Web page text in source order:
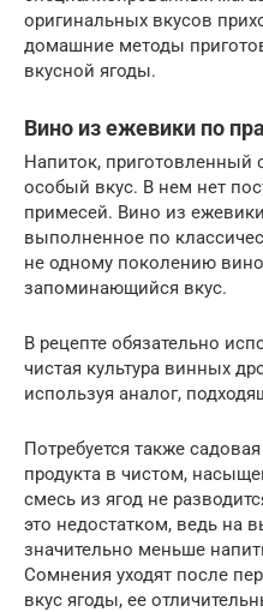
оригинальных вкусов
домашние методы
вкусной ягоды.
Вино из ежевики по
Напиток, приготовленный
особый вкус. В нем нет
примесей. Вино из
выполненное по
не одному поколению
запоминающийся вкус.
В рецепте обязательно
чистая культура винных
используя аналог,
Потребуется также
продукта в чистом,
смесь из ягод не
это недостатком, ведь на
значительно меньше
Сомнения уходят после
вкус ягоды, ее